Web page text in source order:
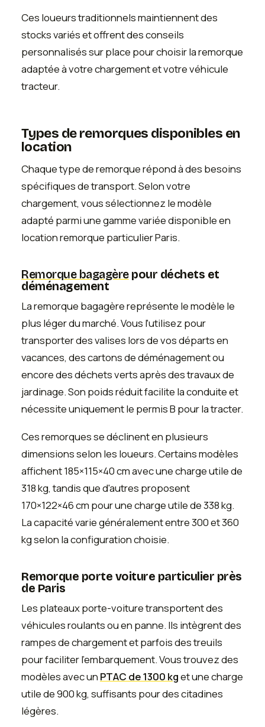
Ces loueurs traditionnels maintiennent des
stocks variés et offrent des conseils
personnalisés sur place pour choisir la remorque
adaptée à votre chargement et votre véhicule
tracteur.
Types de remorques disponibles en
location
Chaque type de remorque répond à des besoins
spécifiques de transport. Selon votre
chargement, vous sélectionnez le modèle
adapté parmi une gamme variée disponible en
location remorque particulier Paris.
Remorque bagagèrepour déchets et
déménagement
La remorque bagagère représente le modèle le
plus léger du marché. Vous l'utilisez pour
transporter des valises lors de vos départs en
vacances, des cartons de déménagement ou
encore des déchets verts après des travaux de
jardinage. Son poids réduit facilite la conduite et
nécessite uniquement le permis B pour la tracter.
Ces remorques se déclinent en plusieurs
dimensions selon les loueurs. Certains modèles
affichent 185×115×40 cm avec une charge utile de
318 kg, tandis que d'autres proposent
170×122×46 cm pour une charge utile de 338 kg.
La capacité varie généralement entre 300 et 360
kg selon la configuration choisie.
Remorque porte voiture particulier près
de Paris
Les plateaux porte-voiture transportent des
véhicules roulants ou en panne. Ils intègrent des
rampes de chargement et parfois des treuils
pour faciliter l'embarquement. Vous trouvez des
modèles avec un PTAC de 1300 kget une charge
utile de 900 kg, suffisants pour des citadines
légères.